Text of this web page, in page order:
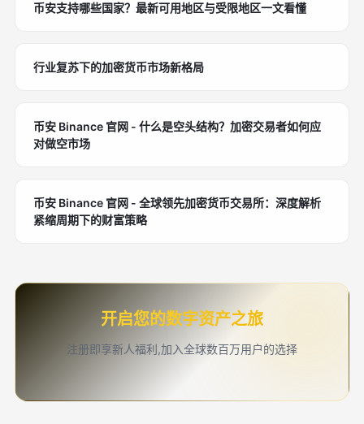
币安支持哪些国家？最新可用地区与受限地区一文看懂
行业复苏下的加密货币市场新格局
币安 Binance 官网 - 什么是空头结构？加密交易者如何应
对做空市场
币安 Binance 官网 - 全球领先加密货币交易所：深度解析
紧缩周期下的财富策略
开启您的数字资产之旅
注册即享新人福利,加入全球数百万用户的选择